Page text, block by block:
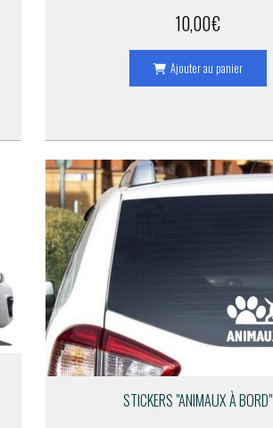
10,00€
Ajouter au panier
STICKERS "ANIMAUX À BORD"